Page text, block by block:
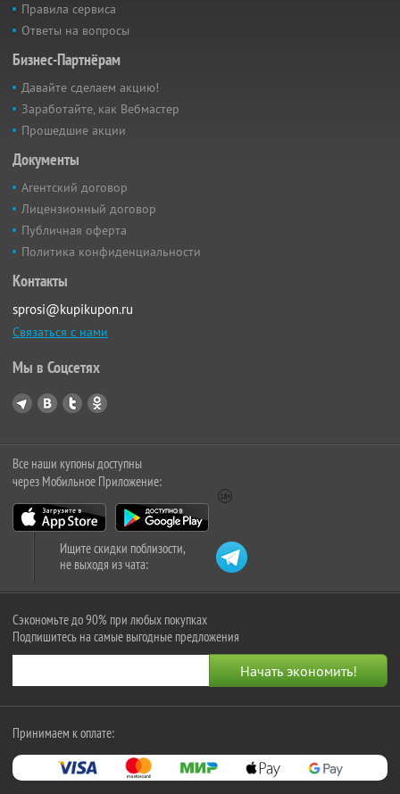
Правила сервиса
Ответы на вопросы
Бизнес-Партнёрам
Давайте сделаем акцию!
Заработайте, как Вебмастер
Прошедшие акции
Документы
Агентский договор
Лицензионный договор
Публичная оферта
Политика конфиденциальности
Контакты
sprosi@kupikupon.ru
Связаться с нами
Мы в Соцсетях
Все наши купоны доступны
через Мобильное Приложение:
Ищите скидки поблизости,
не выходя из чата:
Сэкономьте до 90% при любых покупках
Подпишитесь на самые выгодные предложения
Принимаем к оплате: